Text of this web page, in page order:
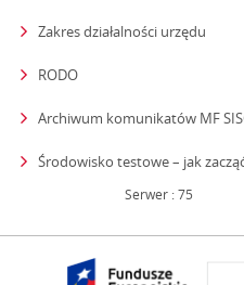
Zakres działalności urzędu
RODO
Archiwum komunikatów MF
Środowisko testowe – jak
Serwer : 75